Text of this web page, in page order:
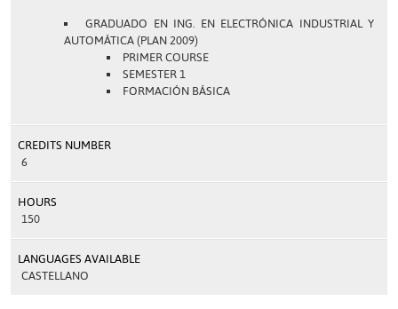
GRADUADO EN ING. EN ELECTRÓNICA INDUSTRIAL Y
AUTOMÁTICA (PLAN 2009)
PRIMER COURSE
SEMESTER 1
FORMACIÓN BÁSICA
CREDITS NUMBER
6
HOURS
150
LANGUAGES AVAILABLE
CASTELLANO